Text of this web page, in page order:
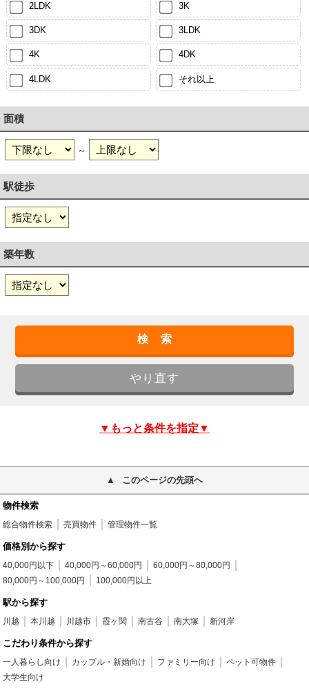
2LDK 3K
3DK 3LDK
4K 4DK
4LDK それ以上
面積
～
駅徒歩
築年数
▼もっと条件を指定▼
このページの先頭へ
物件検索
総合物件検索 売買物件 管理物件一覧
価格別から探す
40,000円以下 40,000円～60,000円
60,000円～80,000円
80,000円～100,000円
100,000円以上
駅から探す
川越 本川越 川越市 霞ヶ関 南古谷 南大塚 新河岸
こだわり条件から探す
一人暮らし向け カップル・新婚向け ファミリー向け
ペット可物件
大学生向け